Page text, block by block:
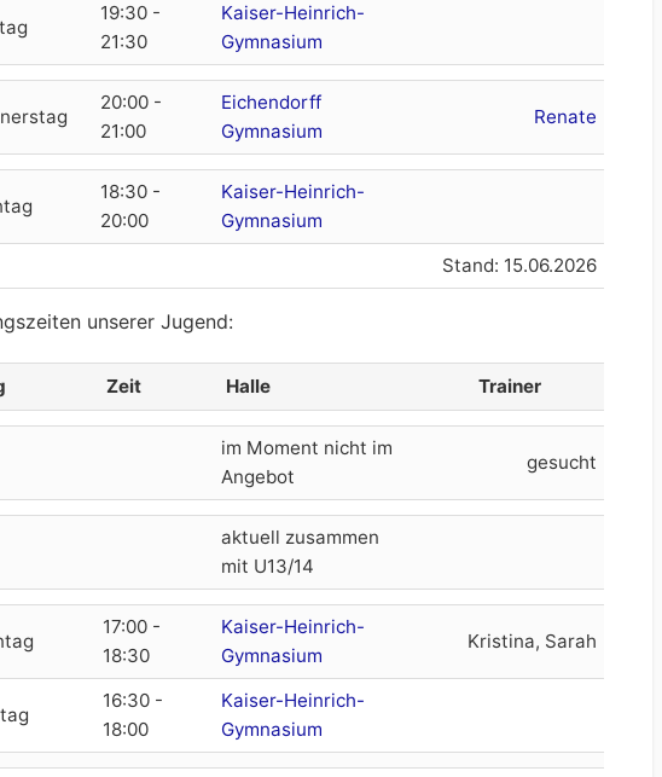
19:30 -
21:30
Kaiser-Heinrich-
Gymnasium
20:00 -
21:00
Eichendorff
Gymnasium
Renate
18:30 -
20:00
Kaiser-Heinrich-
Gymnasium
Stand: 15.06.2026
unserer Jugend:
Zeit Halle
Trainer
Zeit Halle
Trainer
im Moment nicht im
Angebot
gesucht
aktuell zusammen
mit U13/14
17:00 -
18:30
Kaiser-Heinrich-
Gymnasium
Kristina, Sarah
16:30 -
18:00
Kaiser-Heinrich-
Gymnasium